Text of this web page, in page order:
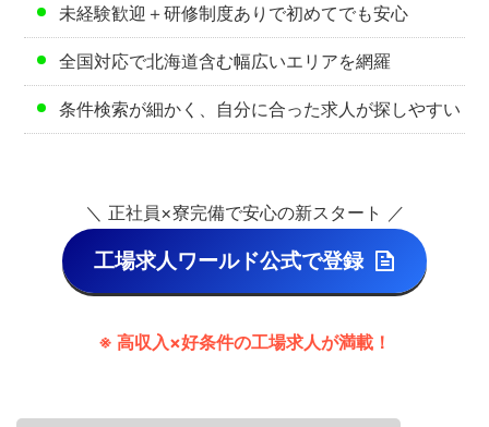
未経験歓迎＋研修制度ありで初めてでも安心
全国対応で北海道含む幅広いエリアを網羅
条件検索が細かく、自分に合った求人が探しやすい
＼ 正社員×寮完備で安心の新スタート ／
工場求人ワールド公式で登録
※ 高収入×好条件の工場求人が満載！